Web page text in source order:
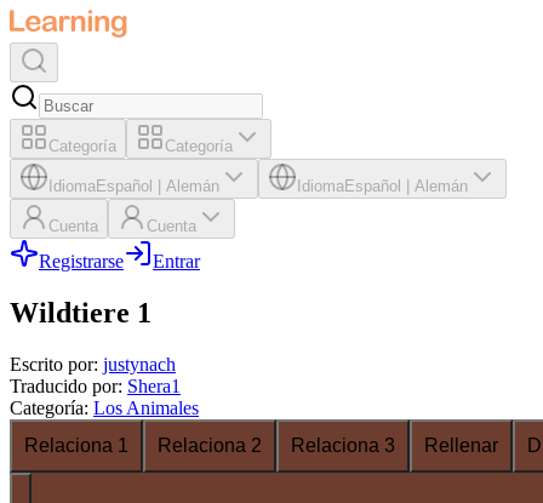
Categoría Categoría
IdiomaEspañol Alemán IdiomaEspañol Alemán
Cuenta Cuenta
Registrarse Entrar
Wildtiere 1
Escrito por: justynach
Traducido por: Shera1
Categoría: Los Animales
Relaciona 1
Relaciona 2 Relaciona 3 Rellenar